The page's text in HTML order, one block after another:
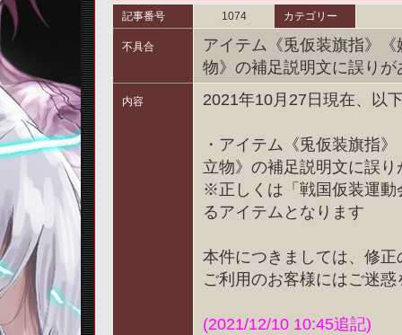
記事番号 1074 カテゴリー
不具合
アイテム《兎仮装旗指》
物》の補足説明文に誤りが
内容 2021年10月27日現在、以
・アイテム《兎仮装旗指
立物》の補足説明文に誤り
※正しくは「戦国仮装運動
るアイテムとなります
本件につきましては、修
ご利用のお客様にはご迷
(2021/12/10 10:45追記)